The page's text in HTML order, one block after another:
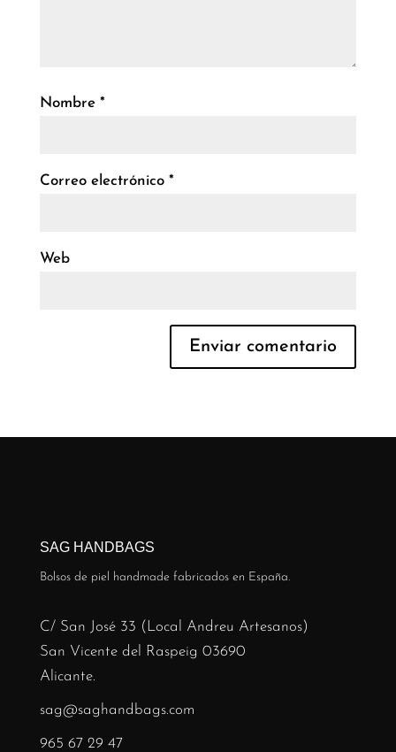
Nombre *
Correo electrónico *
Web
SAG HANDBAGS
Bolsos de piel handmade fabricados en España.
C/ San José 33 (Local Andreu Artesanos)
San Vicente del Raspeig 03690
Alicante.
sag@saghandbags.com
965 67 29 47